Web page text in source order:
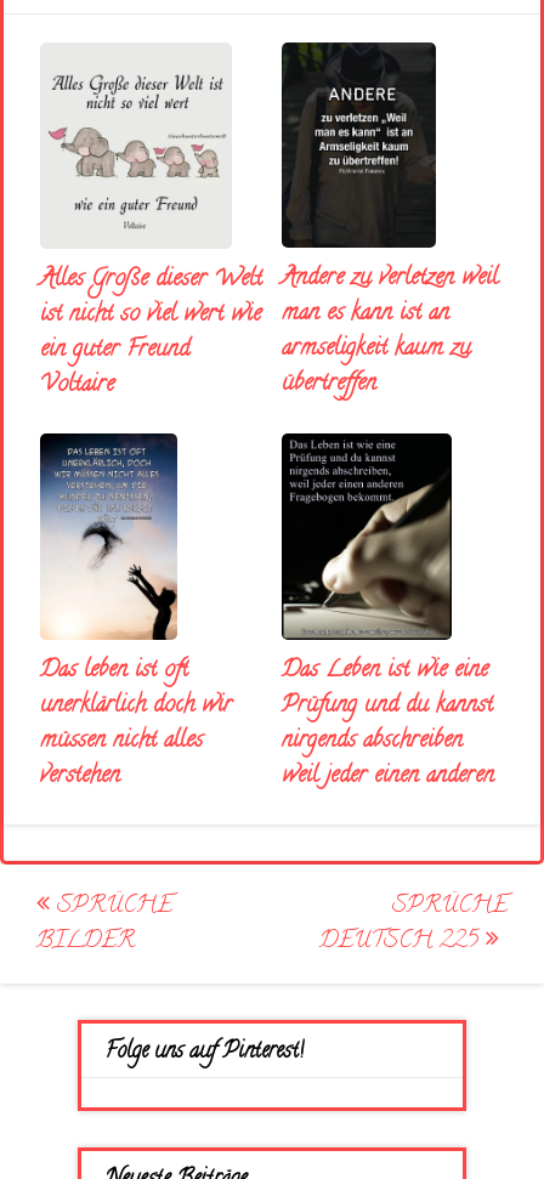
Alles Große dieser Welt
ist nicht so viel wert wie
ein guter Freund
Voltaire
Andere zu verletzen weil
man es kann ist an
armseligkeit kaum zu
übertreffen
Das leben ist oft
unerklärlich doch wir
müssen nicht alles
verstehen
Das Leben ist wie eine
Prüfung und du kannst
nirgends abschreiben
weil jeder einen anderen
Post
navigation
SPRÜCHE
BILDER
SPRÜCHE
DEUTSCH 225
Folge uns auf Pinterest!